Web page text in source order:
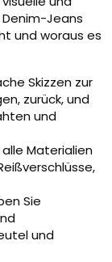
Jeans
und woraus es
Skizzen zur
zurück, und
und
alle Materialien
Sie
und